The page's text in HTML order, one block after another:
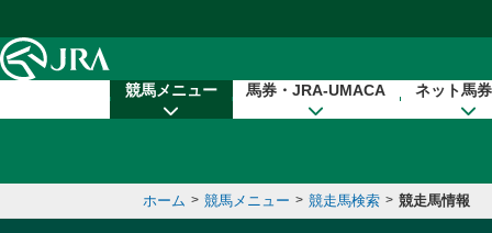
競馬メニュー 馬券・JRA-UMACA ネット馬
ホーム > 競馬メニュー > 競走馬検索 > 競走馬情報